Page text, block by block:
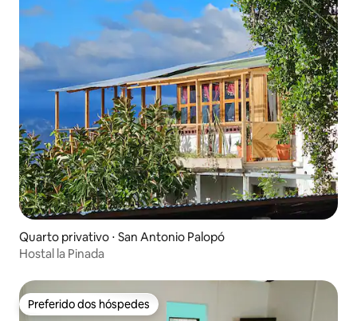
Quarto privativo ⋅ San Antonio Palopó
Hostal la Pinada
Preferido dos hóspedes
Preferido dos hóspedes